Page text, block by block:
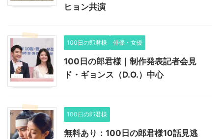
ヒョン共演
100日の郎君様 俳優・女優
100日の郎君様｜制作発表記者会見
ド・ギョンス（D.O.）中心
100日の郎君様
無料あり：100日の郎君様10話見逃